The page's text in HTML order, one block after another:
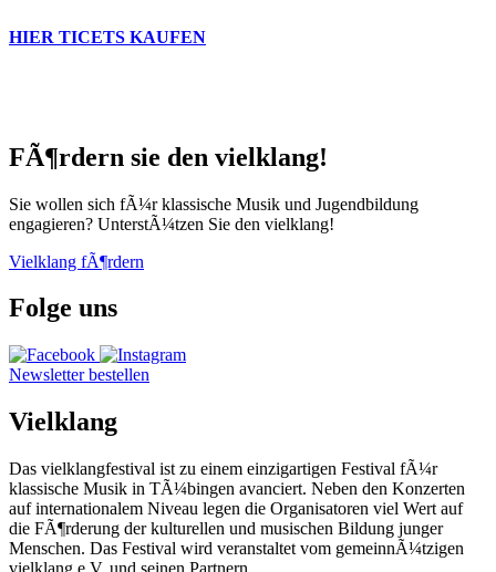
HIER TICETS KAUFEN
FÃ¶rdern sie den vielklang!
Sie wollen sich fÃ¼r klassische Musik und Jugendbildung
engagieren? UnterstÃ¼tzen Sie den vielklang!
Vielklang fÃ¶rdern
Folge uns
Newsletter bestellen
Vielklang
Das vielklangfestival ist zu einem einzigartigen Festival fÃ¼r
klassische Musik in TÃ¼bingen avanciert. Neben den Konzerten
auf internationalem Niveau legen die Organisatoren viel Wert auf
die FÃ¶rderung der kulturellen und musischen Bildung junger
Menschen. Das Festival wird veranstaltet vom gemeinnÃ¼tzigen